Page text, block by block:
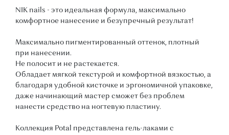
NIK nails - это идеальная формула, максимально
комфортное нанесение и безупречный результат!
Максимально пигментированный оттенок, плотный
при нанесении.
Не полосит и не растекается.
Обладает мягкой текстурой и комфортной вязкостью, а
благодаря удобной кисточке и эргономичной упаковке,
даже начинающий мастер сможет без проблем
нанести средство на ногтевую пластину.
Коллекция Potal представлена гель-лаками с